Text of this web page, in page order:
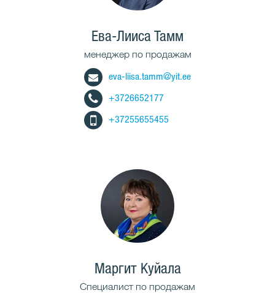
Ева-Лииса Тамм
менеджер по продажам
eva-liisa.tamm@yit.ee
+3726652177
+37255655455
Маргит Куйала
Cпециалист по продажам